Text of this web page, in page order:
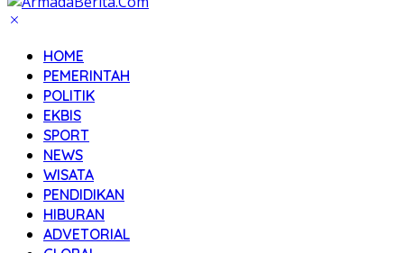
HOME
PEMERINTAH
POLITIK
EKBIS
SPORT
NEWS
WISATA
PENDIDIKAN
HIBURAN
ADVETORIAL